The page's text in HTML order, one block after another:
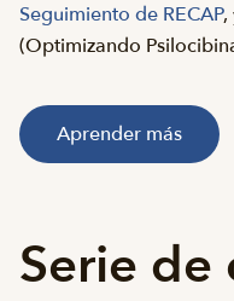
Seguimiento de RECAP,
(Optimizando
Aprender más
Serie de